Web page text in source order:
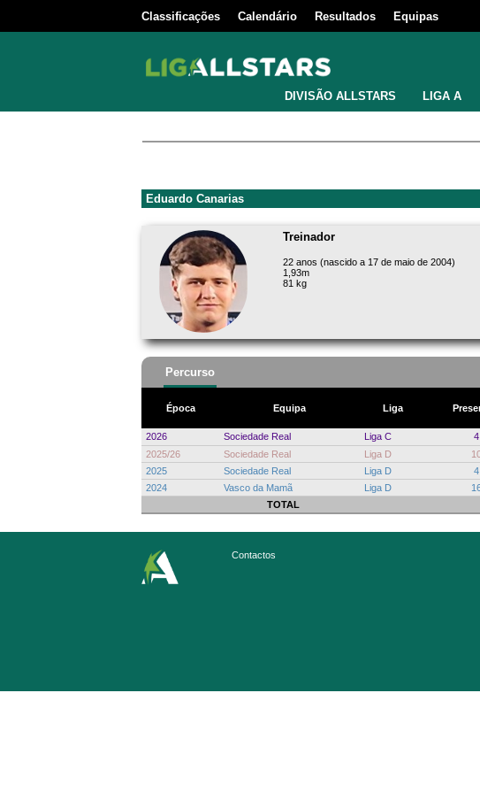
Classificações Calendário Resultados Equipas
DIVISÃO ALLSTARS LIGA A
Eduardo Canarias
Treinador
22 anos (nascido a 17 de maio de 2004)
1,93m
81 kg
Percurso
Época Equipa Liga
2026
Sociedade Real Liga C 4
2025/26
Sociedade Real Liga D
2025
Sociedade Real Liga D 4
2024
Vasco da Mamã Liga D
TOTAL
Contactos